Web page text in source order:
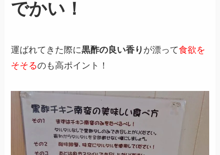
でかい！
運ばれてきた際に黒酢の良い香り が漂って食欲を
そそるのも高ポイント！